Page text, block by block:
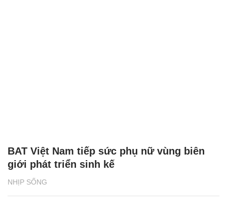
NHỊP SỐNG
BAT Việt Nam tiếp sức phụ nữ vùng biên
giới phát triển sinh kế